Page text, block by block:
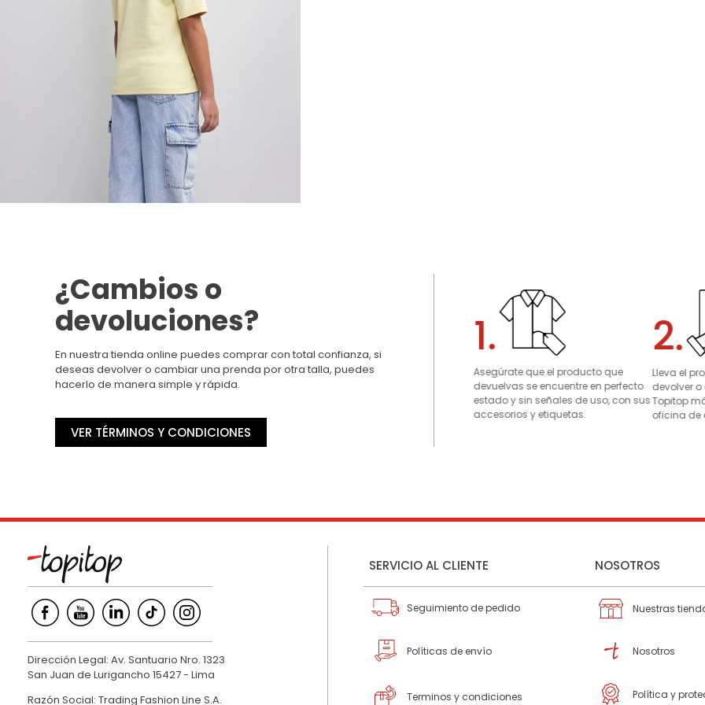
¿Cambios o
devoluciones?
En nuestra tienda online puedes comprar con total confianza, si
deseas devolver o cambiar una prenda por otra talla, puedes
hacerlo de manera simple y rápida.
VER TÉRMINOS Y CONDICIONES
1.
Asegúrate que el producto que
devuelvas se encuentre en perfecto
estado y sin señales de uso, con sus
accesorios y etiquetas.
2.
Lleva el
devolver
Topitop
oficina de
Dirección Legal: Av. Santuario Nro. 1323
San Juan de Lurigancho 15427 - Lima
Razón Social: Trading Fashion Line S.A.
SERVICIO AL CLIENTE
Seguimiento de pedido
Políticas de envío
Terminos y condiciones
NOSOTROS
Nuestras
Nosotros
Política y